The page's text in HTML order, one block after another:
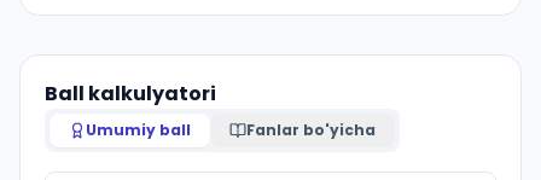
Ball kalkulyatori
Umumiy ball Fanlar bo'yicha